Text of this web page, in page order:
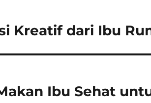
Kreatif dari Ibu
Ibu Sehat